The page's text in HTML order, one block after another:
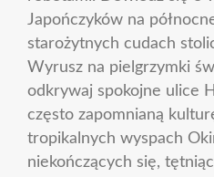
Japończyków na
starożytnych cudach
Wyrusz na pielgrzymki
odkrywaj spokojne ulice
często zapomnianą
tropikalnych wyspach
niekończących się,